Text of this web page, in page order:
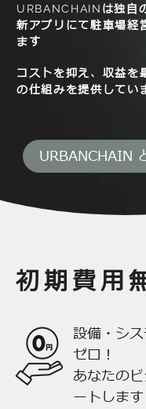
URBANCHAIN は独自
新アプリにて駐車場経
ます
コストを抑え、収益を
の仕組みを提供してい
URBANCHAIN
初期費用
設備・シ
ゼロ！
あなたの
ートします